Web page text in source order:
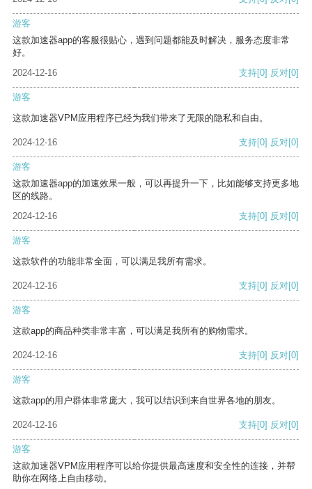
游客
这款加速器app的客服很贴心，遇到问题都能及时解决，服务态度非常
好。
2024-12-16
支持[0] 反对[0]
游客
这款加速器VPM应用程序已经为我们带来了无限的隐私和自由。
2024-12-16 支持[0] 反对[0]
游客
这款加速器app的加速效果一般，可以再提升一下，比如能够支持更多地
区的线路。
2024-12-16
支持[0] 反对[0]
游客
这款软件的功能非常全面，可以满足我所有需求。
2024-12-16 支持[0] 反对[0]
游客
这款app的商品种类非常丰富，可以满足我所有的购物需求。
2024-12-16 支持[0] 反对[0]
游客
这款app的用户群体非常庞大，我可以结识到来自世界各地的朋友。
2024-12-16 支持[0] 反对[0]
游客
这款加速器VPM应用程序可以给你提供最高速度和安全性的连接，并帮
助你在网络上自由移动。